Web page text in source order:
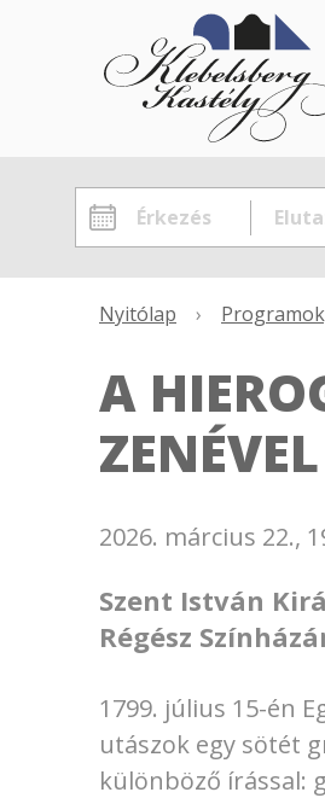
Nyitólap ›
A
ZENÉVEL
2026. március 22.,
Szent István
Régész
1799. július 15-én
utászok egy sötét
különböző írással: